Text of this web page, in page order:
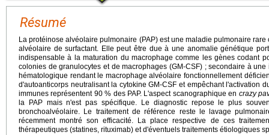
Résumé
La protéinose alvéolaire pulmonaire (PAP) est une maladie pulmonaire
alvéolaire de surfactant. Elle peut être due à une anomalie génétique
indispensable à la maturation du macrophage comme les gènes codant
colonies de granulocytes et de macrophages (GM-CSF) ; secondaire à
hématologique rendant le macrophage alvéolaire fonctionnellement
d'autoanticorps neutralisant la cytokine GM-CSF et empêchant l'activation
immunes représentent 90 % des PAP. L'aspect scanographique en crazy
la PAP mais n'est pas spécifique. Le diagnostic repose le plus
bronchoalvéolaire. Le traitement de référence reste le lavage
récemment montré son efficacité. La place respective de ces
thérapeutiques (statines, rituximab) et d'éventuels traitements étiologiques